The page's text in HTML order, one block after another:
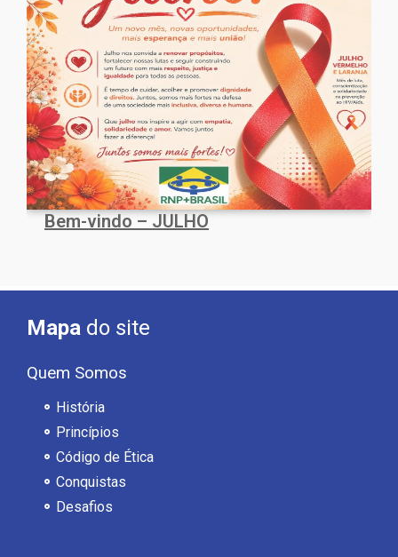
Bem-vindo – JULHO
Mapa do site
Quem Somos
História
Princípios
Código de Ética
Conquistas
Desafios